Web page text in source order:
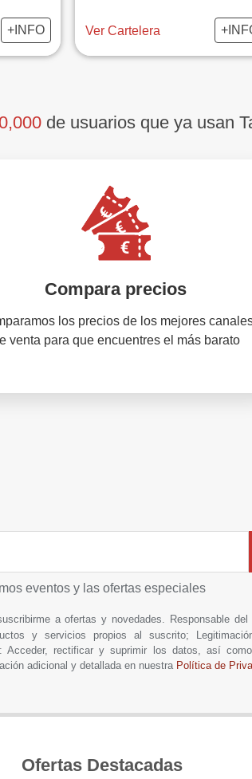
+INFO Ver Cartelera
de usuarios que ya usan
Compara precios
los precios de los mejores
venta para que encuentres el más barato
eventos y las ofertas especiales
a ofertas y novedades. Responsable del
y servicios propios al suscrito;
Acceder, rectificar y suprimir los datos, así
adicional y detallada en nuestra Política de
Ofertas Destacadas